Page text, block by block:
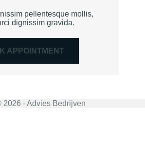
pellentesque mollis,
dignissim gravida.
APPOINTMENT
2026 - Advies Bedrijven